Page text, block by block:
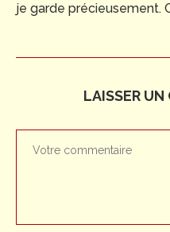
je garde précieusement.
LAISSER